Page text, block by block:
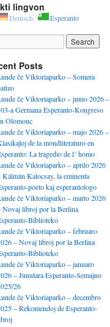
lingvon
Deutsch Esperanto
Posts
ĉe Viktoriaparko – Somera
ĉe Viktoriaparko – junio 2026 –
a Germana Esperanto-Kongreso
Olomouc
ĉe Viktoriaparko – majo 2026 –
de la mondliteraturo en
La tragedio de l’ homo
ĉe Viktoriaparko – aprilo 2026
Kálmán Kalocsay, la eminenta
poeto kaj esperantologo
ĉe Viktoriaparko – marto 2026
Novaj libroj por la Berlina
Biblioteko
ĉe Viktoriaparko – februaro
– Novaj libroj por la Berlina
Biblioteko
ĉe Viktoriaparko – januaro
– Junulara Esperanto-Semajno
26
ĉe Viktoriaparko – decembro
– Rekomendoj de Esperanto-